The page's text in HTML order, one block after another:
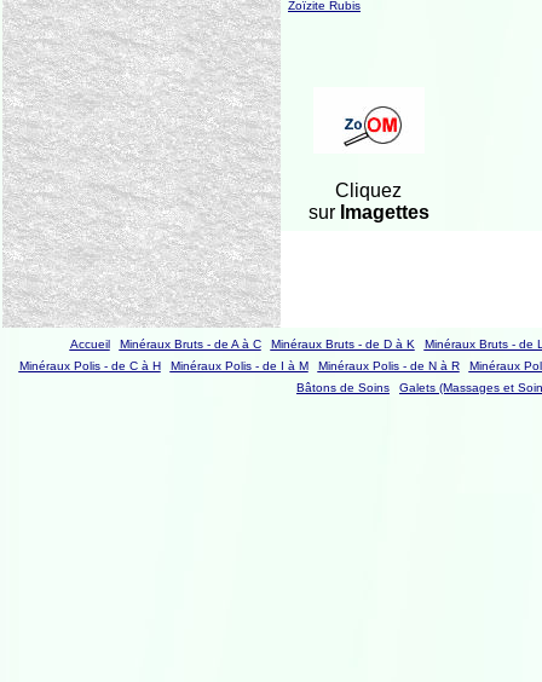
Zoïzite Rubis
Cliquez
surImagettes
Accueil Minéraux Bruts - de A à C Minéraux Bruts - de D à K
Minéraux Bruts - de
Minéraux Polis - de C à H
Minéraux Polis - de I à M Minéraux Polis - de N à R
Minéraux
Bâtons de Soins
Galets (Massages et